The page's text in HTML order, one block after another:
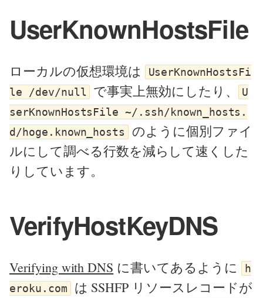
UserKnownHostsFile
ローカルの仮想環境は
UserKnownHostsFi
le /dev/null
で事実上無効にしたり、
U
serKnownHostsFile ~/.ssh/known_hosts.
d/hoge.known_hosts
のように個別ファイ
ルにして調べる行数を減らして速くした
りしています。
VerifyHostKeyDNS
Verifying with DNS に書いてあるように
h
eroku.com は SSHFP リソースレコードが